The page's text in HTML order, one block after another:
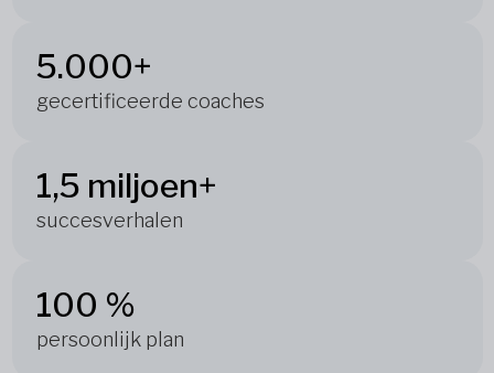
5.000+
gecertificeerde coaches
1,5 miljoen+
succesverhalen
100 %
persoonlijk plan